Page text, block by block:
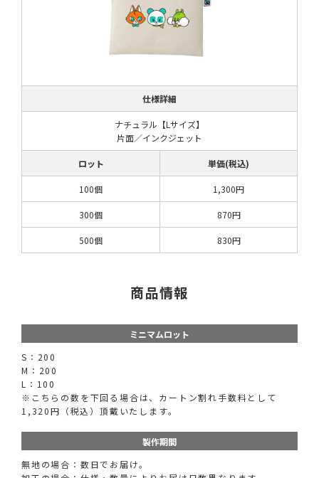
仕様詳細
ナチュラル【Lサイズ】
片面／インクジェット
ロット 単価(税込)
100個 1,300円
300個 870円
500個 830円
商品情報
ミニマムロット
S：200
M：200
L：100
※こちらの数を下回る場合は、カートン割れ手数料として
1,320円（税込）頂戴いたします。
製作期間
無地の場合：数日でお届け。